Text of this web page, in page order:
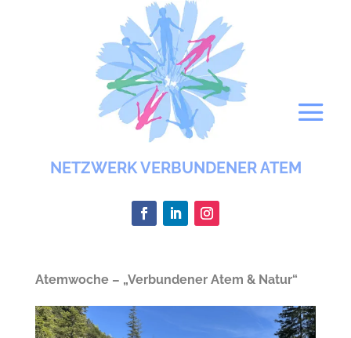
NETZWERK VERBUNDENER ATEM
Atemwoche – „Verbundener Atem & Natur“